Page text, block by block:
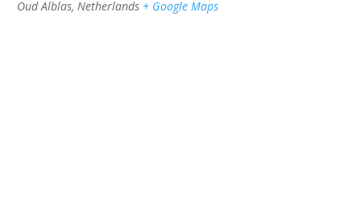
Oud Alblas, Netherlands + Google Maps